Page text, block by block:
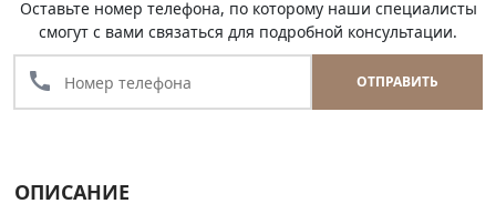
Оставьте номер телефона, по которому наши специалисты
смогут с вами связаться для подробной консультации.
call ОТПРАВИТЬ
ОПИСАНИЕ